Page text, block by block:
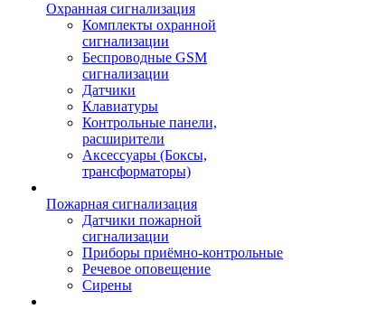
Охранная сигнализация
Комплекты охранной
сигнализации
Беспроводные GSM
сигнализации
Датчики
Клавиатуры
Контрольные панели,
расширители
Аксессуары (Боксы,
трансформаторы)
Пожарная сигнализация
Датчики пожарной
сигнализации
Приборы приёмно-контрольные
Речевое оповещение
Сирены